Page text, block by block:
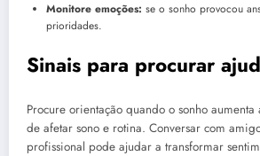
Monitore emoções: se o sonho provocou
prioridades.
Sinais para procurar
Procure orientação quando o sonho
de afetar sono e rotina. Conversar com
profissional pode ajudar a transformar